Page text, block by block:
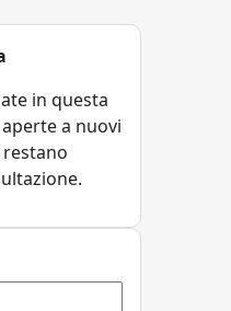
in questa
a nuovi